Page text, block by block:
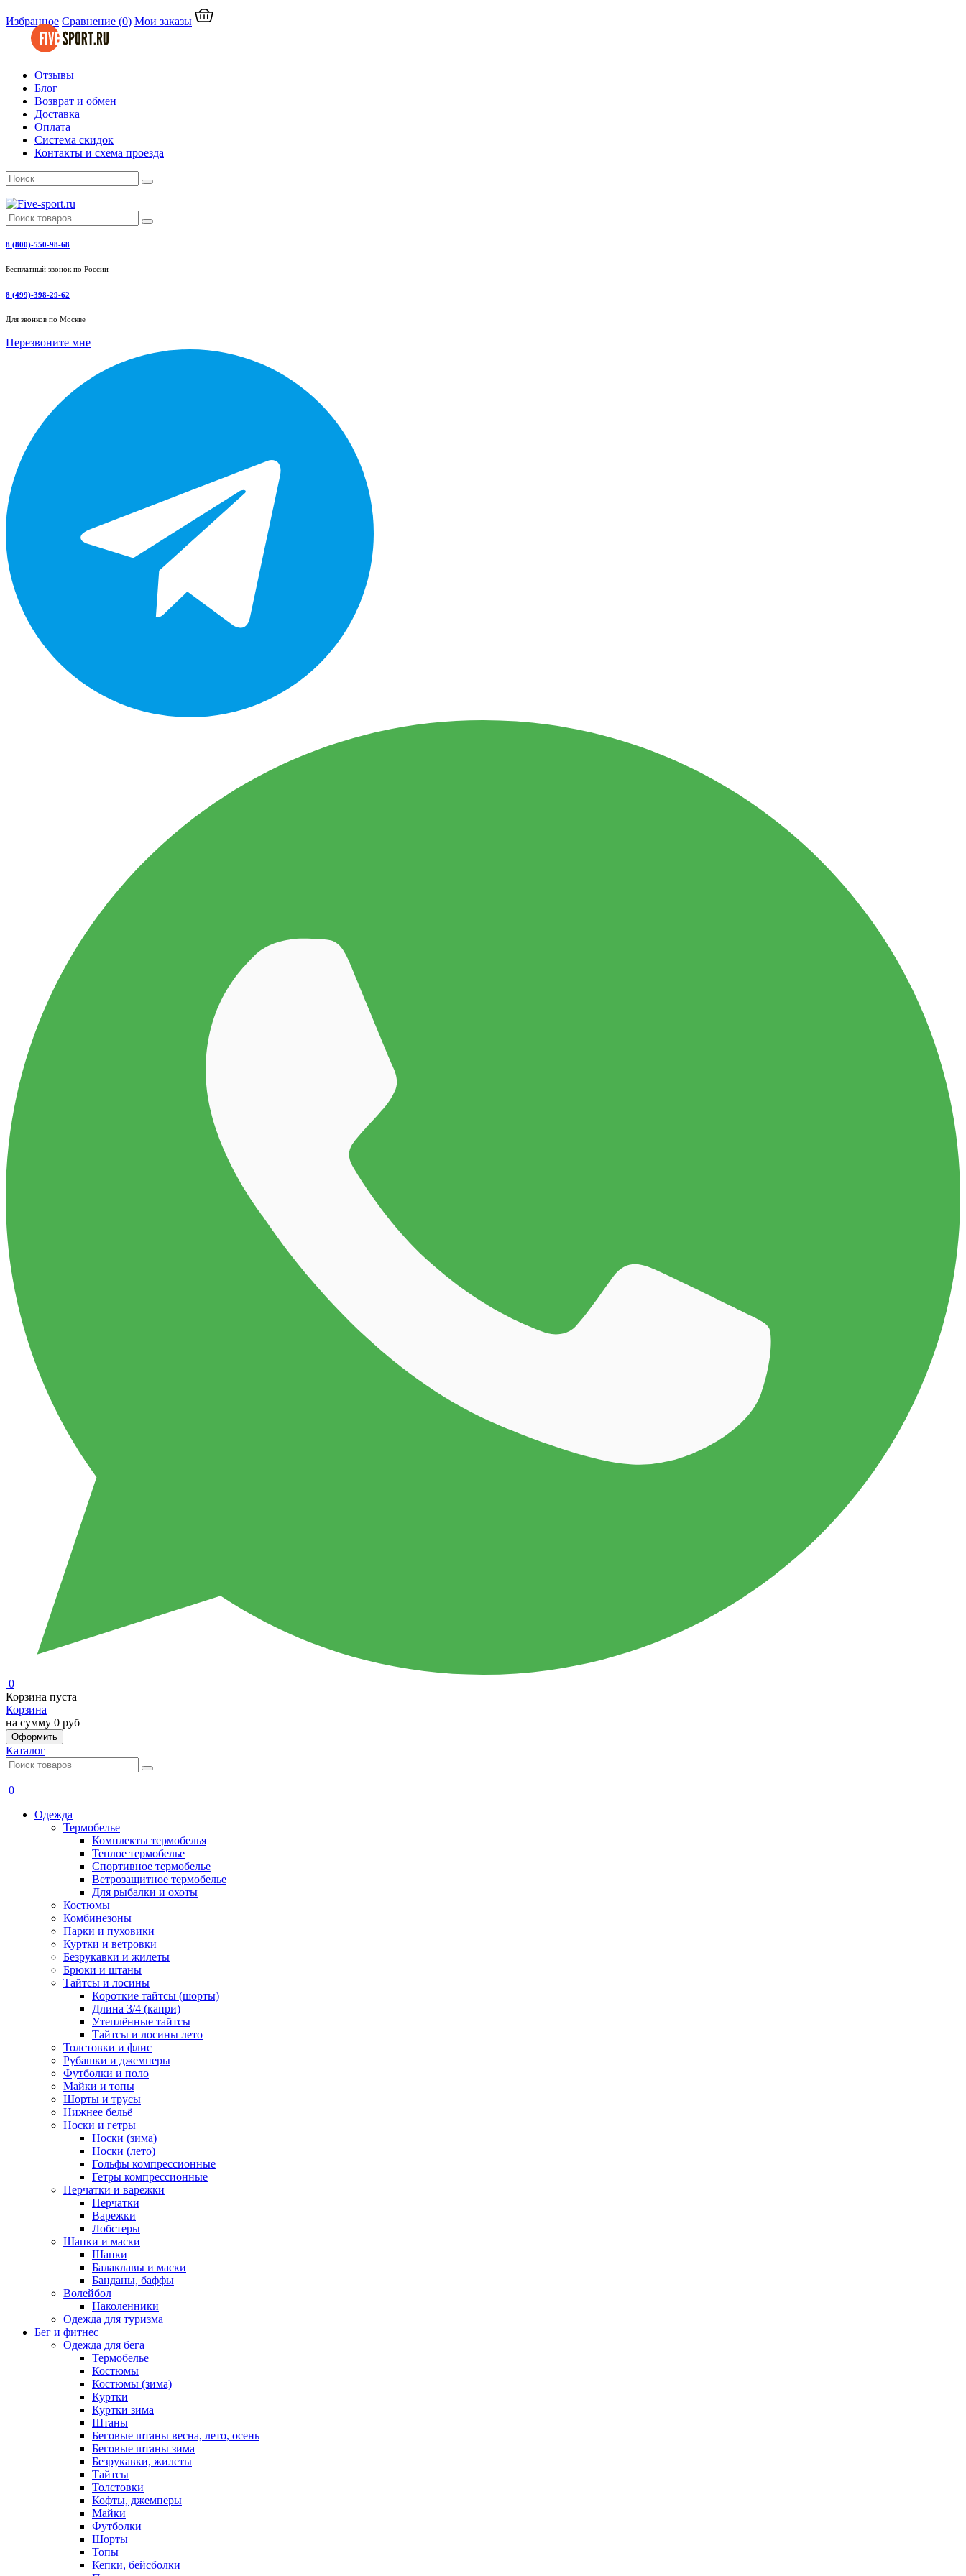
Избранное Сравнение (0) Мои заказы
Отзывы
Блог
Возврат и обмен
Доставка
Оплата
Система скидок
Контакты и схема проезда
8 (800)-550-98-68
Бесплатный звонок по России
8 (499)-398-29-62
Для звонков по Москве
Перезвоните мне
0
Корзина пуста
Корзина
на сумму 0 руб
Оформить
Каталог
0
Одежда
Термобелье
Комплекты термобелья
Теплое термобелье
Спортивное термобелье
Ветрозащитное термобелье
Для рыбалки и охоты
Костюмы
Комбинезоны
Парки и пуховики
Куртки и ветровки
Безрукавки и жилеты
Брюки и штаны
Тайтсы и лосины
Короткие тайтсы (шорты)
Длина 3/4 (капри)
Утеплённые тайтсы
Тайтсы и лосины лето
Толстовки и флис
Рубашки и джемперы
Футболки и поло
Майки и топы
Шорты и трусы
Нижнее бельё
Носки и гетры
Носки (зима)
Носки (лето)
Гольфы компрессионные
Гетры компрессионные
Перчатки и варежки
Перчатки
Варежки
Лобстеры
Шапки и маски
Шапки
Балаклавы и маски
Банданы, баффы
Волейбол
Наколенники
Одежда для туризма
Бег и фитнес
Одежда для бега
Термобелье
Костюмы
Костюмы (зима)
Куртки
Куртки зима
Штаны
Беговые штаны весна, лето, осень
Беговые штаны зима
Безрукавки, жилеты
Тайтсы
Толстовки
Кофты, джемперы
Майки
Футболки
Шорты
Топы
Кепки, бейсболки